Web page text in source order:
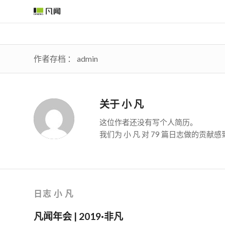
作者存档 ： admin
关于小 凡
这位作者还没有写个人简历。
我们为 小 凡 对 79 篇日志做的贡献感
日志 小 凡
凡闻年会 | 2019·非凡